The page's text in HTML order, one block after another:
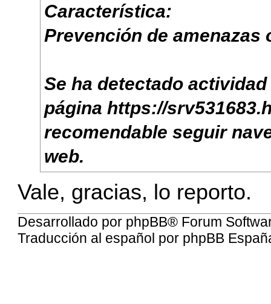
Característica:
Prevención de amenazas
Se ha detectado
páginahttps://
recomendable seguir
web.
Vale, gracias, lo reporto.
Desarrollado por phpBB® Forum
Traducción al español por phpBB